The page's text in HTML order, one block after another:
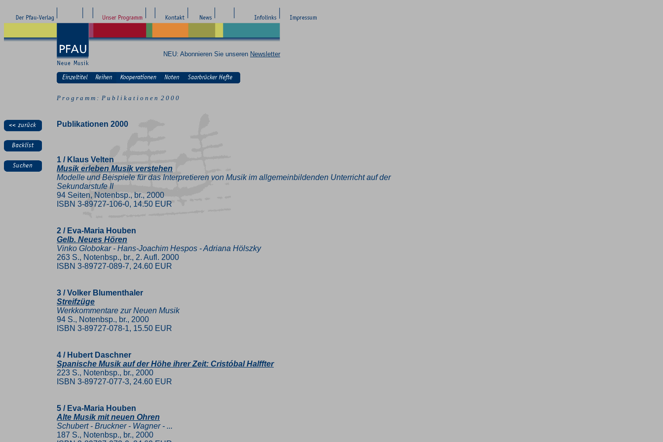
NEU: Abonnieren Sie unseren Newsletter
P r o g r a m m : P u b l i k a t i o n e n 2 0 0 0
Publikationen 2000
1 / Klaus Velten
Musik erleben Musik verstehen
Modelle und Beispiele für das Interpretieren von Musik im allgemeinbildenden Unterricht auf der
Sekundarstufe II
94 Seiten, Notenbsp., br., 2000
ISBN 3-89727-106-0, 14.50 EUR
2 / Eva-Maria Houben
Gelb. Neues Hören
Vinko Globokar - Hans-Joachim Hespos - Adriana Hölszky
263 S., Notenbsp., br., 2. Aufl. 2000
ISBN 3-89727-089-7, 24.60 EUR
3 / Volker Blumenthaler
Streifzüge
Werkkommentare zur Neuen Musik
94 S., Notenbsp., br., 2000
ISBN 3-89727-078-1, 15.50 EUR
4 / Hubert Daschner
Spanische Musik auf der Höhe ihrer Zeit: Cristóbal Halffter
223 S., Notenbsp., br., 2000
ISBN 3-89727-077-3, 24.60 EUR
5 / Eva-Maria Houben
Alte Musik mit neuen Ohren
Schubert - Bruckner - Wagner - ...
187 S., Notenbsp., br., 2000